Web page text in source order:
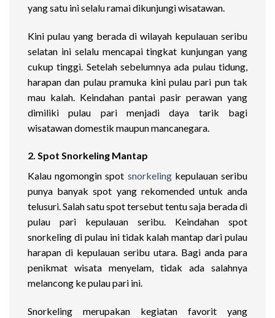
yang satu ini selalu ramai dikunjungi wisatawan.
Kini pulau yang berada di wilayah kepulauan seribu
selatan ini selalu mencapai tingkat kunjungan yang
cukup tinggi. Setelah sebelumnya ada pulau tidung,
harapan dan pulau pramuka kini pulau pari pun tak
mau kalah. Keindahan pantai pasir perawan yang
dimiliki pulau pari menjadi daya tarik bagi
wisatawan domestik maupun mancanegara.
2. Spot Snorkeling Mantap
Kalau ngomongin spot snorkelingkepulauan seribu
punya banyak spot yang rekomended untuk anda
telusuri. Salah satu spot tersebut tentu saja berada di
pulau pari kepulauan seribu. Keindahan spot
snorkeling di pulau ini tidak kalah mantap dari pulau
harapan di kepulauan seribu utara. Bagi anda para
penikmat wisata menyelam, tidak ada salahnya
melancong ke pulau pari ini.
Snorkeling merupakan kegiatan favorit yang